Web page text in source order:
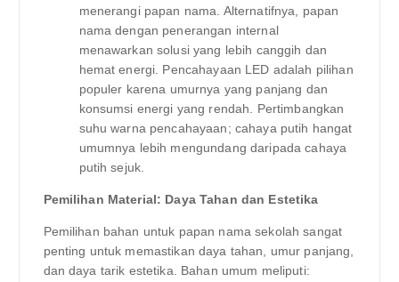
menerangi papan nama. Alternatifnya, papan
nama dengan penerangan internal
menawarkan solusi yang lebih canggih dan
hemat energi. Pencahayaan LED adalah pilihan
populer karena umurnya yang panjang dan
konsumsi energi yang rendah. Pertimbangkan
suhu warna pencahayaan; cahaya putih hangat
umumnya lebih mengundang daripada cahaya
putih sejuk.
Pemilihan Material: Daya Tahan dan Estetika
Pemilihan bahan untuk papan nama sekolah sangat
penting untuk memastikan daya tahan, umur panjang,
dan daya tarik estetika. Bahan umum meliputi: